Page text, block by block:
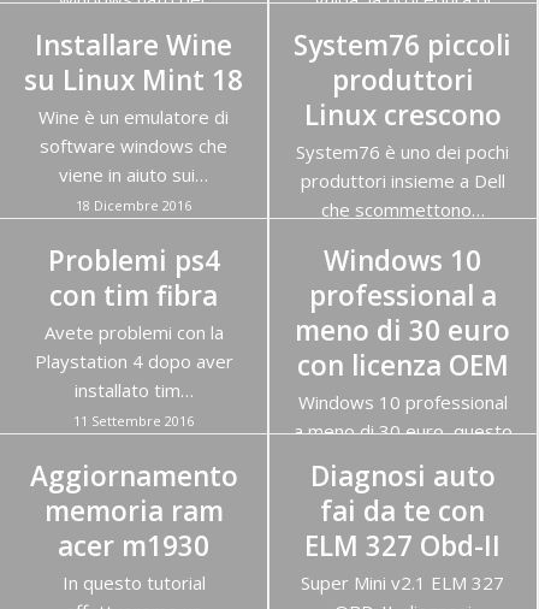
emulare il tuo
dispositivo…
16 Maggio 2017
installazione…
13 Febbraio 2017
Installare Wine
su Linux Mint 18
Wine è un emulatore di
software windows che
viene in aiuto sui…
18 Dicembre 2016
System76 piccoli
produttori
Linux crescono
System76 è uno dei pochi
produttori insieme a Dell
che scommettono…
Problemi ps4
con tim fibra
Avete problemi con la
Playstation 4 dopo aver
installato tim…
11 Settembre 2016
Windows 10
professional a
meno di 30 euro
con licenza OEM
Windows 10 professional
a meno di 30 euro, questo
è possibile…
21 Agosto 2016
Aggiornamento
memoria ram
acer m1930
In questo tutorial
Diagnosi auto
fai da te con
ELM 327 Obd-II
Super Mini v2.1 ELM 327